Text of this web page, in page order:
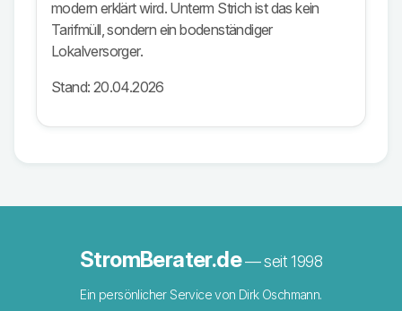
modern erklärt wird. Unterm Strich ist das kein
Tarifmüll, sondern ein bodenständiger
Lokalversorger.
Stand: 20.04.2026
StromBerater.de— seit 1998
Ein persönlicher Service von Dirk Oschmann.